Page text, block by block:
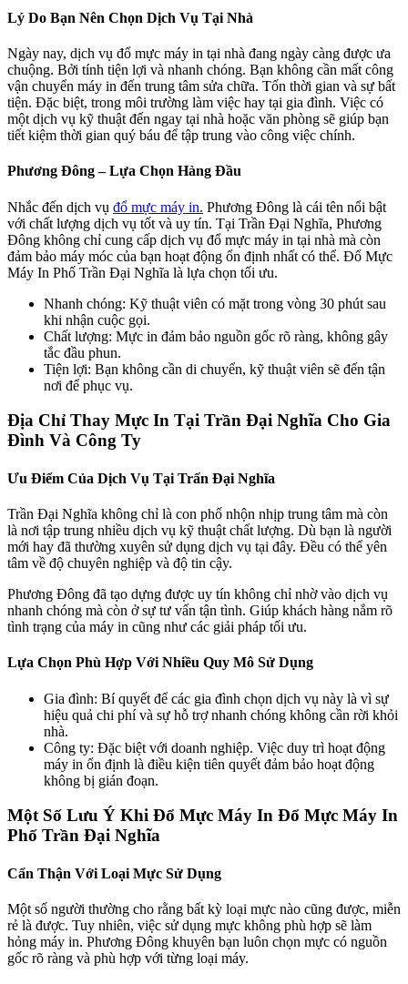
Lý Do Bạn Nên Chọn Dịch Vụ Tại Nhà
Ngày nay, dịch vụ đổ mực máy in tại nhà đang ngày càng được ưa
chuộng. Bởi tính tiện lợi và nhanh chóng. Bạn không cần mất công
vận chuyển máy in đến trung tâm sửa chữa. Tốn thời gian và sự bất
tiện. Đặc biệt, trong môi trường làm việc hay tại gia đình. Việc có
một dịch vụ kỹ thuật đến ngay tại nhà hoặc văn phòng sẽ giúp bạn
tiết kiệm thời gian quý báu để tập trung vào công việc chính.
Phương Đông – Lựa Chọn Hàng Đầu
Nhắc đến dịch vụ đổ mực máy in. Phương Đông là cái tên nổi bật
với chất lượng dịch vụ tốt và uy tín. Tại Trần Đại Nghĩa, Phương
Đông không chỉ cung cấp dịch vụ đổ mực máy in tại nhà mà còn
đảm bảo máy móc của bạn hoạt động ổn định nhất có thể. Đổ Mực
Máy In Phố Trần Đại Nghĩa là lựa chọn tối ưu.
Nhanh chóng: Kỹ thuật viên có mặt trong vòng 30 phút sau
khi nhận cuộc gọi.
Chất lượng: Mực in đảm bảo nguồn gốc rõ ràng, không gây
tắc đầu phun.
Tiện lợi: Bạn không cần di chuyển, kỹ thuật viên sẽ đến tận
nơi để phục vụ.
Địa Chỉ Thay Mực In Tại Trần Đại Nghĩa Cho Gia
Đình Và Công Ty
Ưu Điểm Của Dịch Vụ Tại Trấn Đại Nghĩa
Trần Đại Nghĩa không chỉ là con phố nhộn nhịp trung tâm mà còn
là nơi tập trung nhiều dịch vụ kỹ thuật chất lượng. Dù bạn là người
mới hay đã thường xuyên sử dụng dịch vụ tại đây. Đều có thể yên
tâm về độ chuyên nghiệp và độ tin cậy.
Phương Đông đã tạo dựng được uy tín không chỉ nhờ vào dịch vụ
nhanh chóng mà còn ở sự tư vấn tận tình. Giúp khách hàng nắm rõ
tình trạng của máy in cũng như các giải pháp tối ưu.
Lựa Chọn Phù Hợp Với Nhiều Quy Mô Sử Dụng
Gia đình: Bí quyết để các gia đình chọn dịch vụ này là vì sự
hiệu quả chi phí và sự hỗ trợ nhanh chóng không cần rời khỏi
nhà.
Công ty: Đặc biệt với doanh nghiệp. Việc duy trì hoạt động
máy in ổn định là điều kiện tiên quyết đảm bảo hoạt động
không bị gián đoạn.
Một Số Lưu Ý Khi Đổ Mực Máy In Đổ Mực Máy In
Phố Trần Đại Nghĩa
Cẩn Thận Với Loại Mực Sử Dụng
Một số người thường cho rằng bất kỳ loại mực nào cũng được, miễn
rẻ là được. Tuy nhiên, việc sử dụng mực không phù hợp sẽ làm
hỏng máy in. Phương Đông khuyên bạn luôn chọn mực có nguồn
gốc rõ ràng và phù hợp với từng loại máy.